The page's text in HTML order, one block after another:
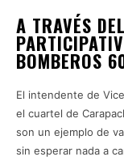
A TRAVÉS
BOMBEROS
El intendente de
el cuartel de
son un ejemplo de
sin esperar nada a